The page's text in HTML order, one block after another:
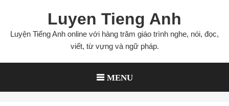
content
Luyen Tieng Anh
Luyện Tiếng Anh online với hàng trăm giáo trình nghe, nói, đọc,
viết, từ vựng và ngữ pháp.
MENU